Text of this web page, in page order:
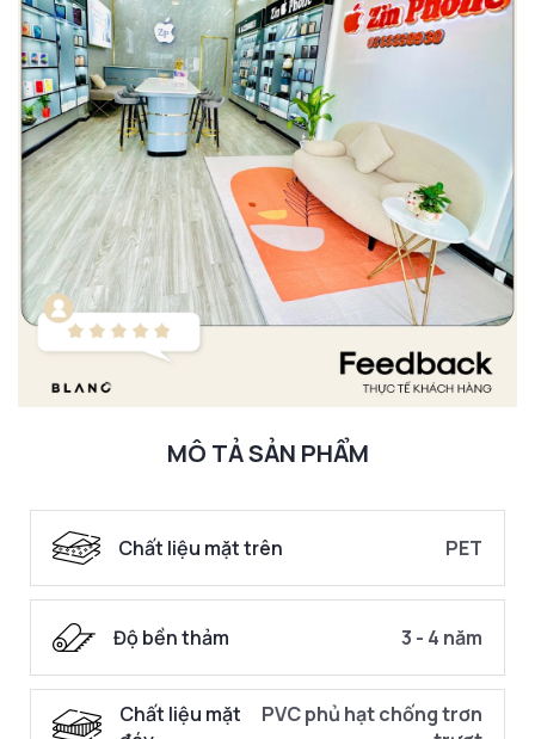
MÔ TẢ SẢN PHẨM
Chất liệu mặt trên PET
Độ bền thảm 3 - 4 năm
Chất liệu mặt
PVC phủ hạt chống trơn